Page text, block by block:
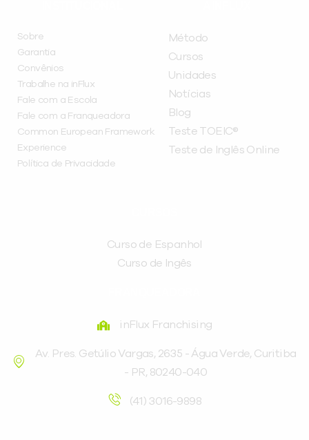
Sobre
Garantia
Convênios
Trabalhe na inFlux
Fale com a Escola
Fale com a Franqueadora
Common European Framework
Experience
Política de Privacidade
Método
Cursos
Unidades
Notícias
Blog
Teste TOEIC®
Teste de Inglês Online
Curso de Espanhol
Curso de Ingês
inFlux Franchising
Av. Pres. Getúlio Vargas, 2635 - Água Verde, Curitiba
- PR, 80240-040
(41) 3016-9898